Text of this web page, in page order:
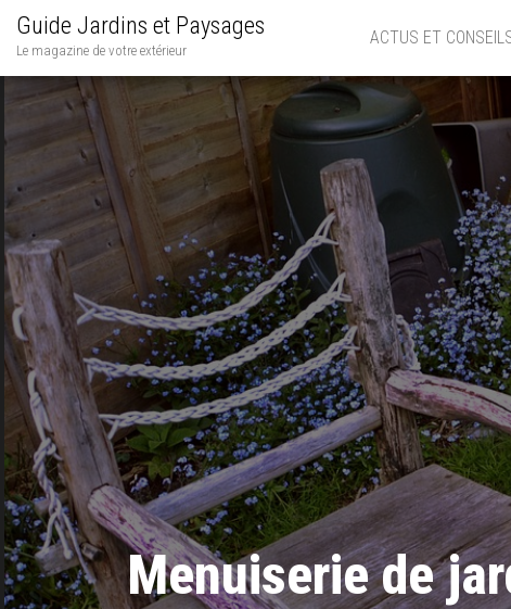
Guide Jardins et Paysages
Le magazine de votre extérieur
ACTUS ET
Menuiserie de